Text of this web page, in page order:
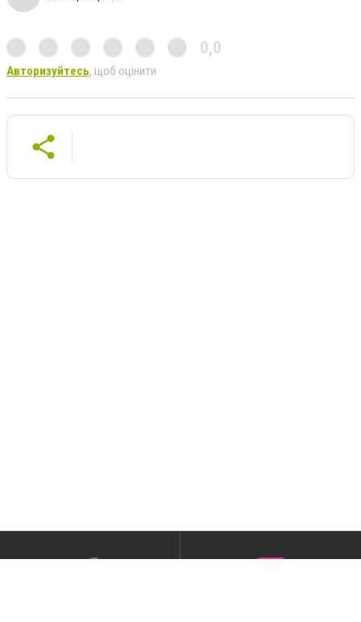
0,0
Авторизуйтесь, щоб оцінити